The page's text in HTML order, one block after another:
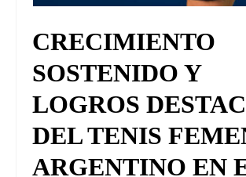
CRECIMIENTO
SOSTENIDO Y
LOGROS
DEL TENIS
ARGENTINO EN